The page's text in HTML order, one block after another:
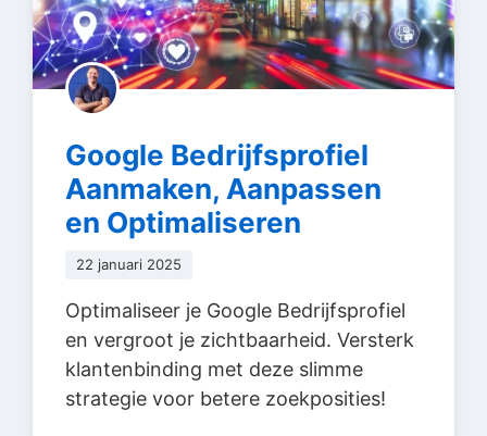
Google Bedrijfsprofiel
Aanmaken, Aanpassen
en Optimaliseren
22 januari 2025
Optimaliseer je Google Bedrijfsprofiel
en vergroot je zichtbaarheid. Versterk
klantenbinding met deze slimme
strategie voor betere zoekposities!